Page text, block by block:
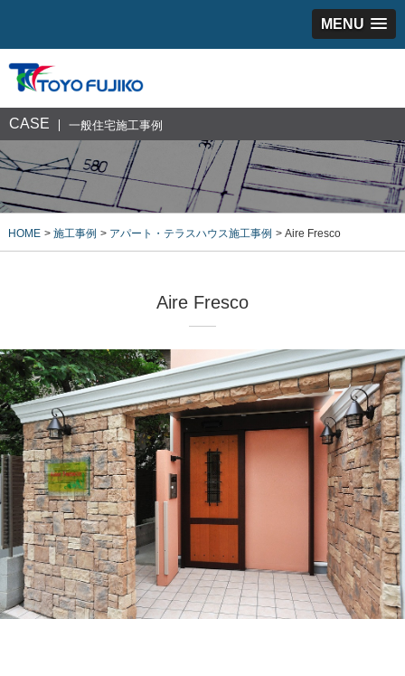
MENU
CASE 一般住宅施工事例
HOME 施工事例 アパート・テラスハウス施工事例 Aire Fresco
Aire Fresco